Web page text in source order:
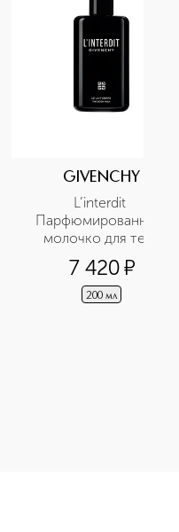
GIVENCHY
L’interdit
Парфюмированное
молочко для тела
7 420¤
200 мл